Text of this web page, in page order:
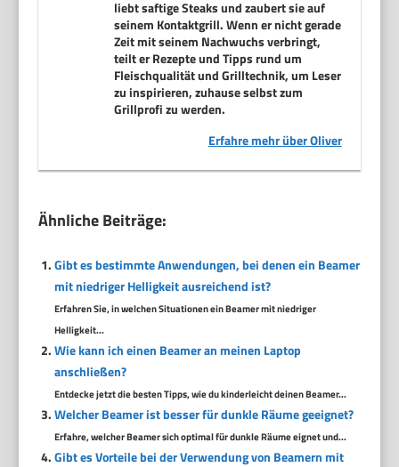
liebt saftige Steaks und zaubert sie auf
seinem Kontaktgrill. Wenn er nicht gerade
Zeit mit seinem Nachwuchs verbringt,
teilt er Rezepte und Tipps rund um
Fleischqualität und Grilltechnik, um Leser
zu inspirieren, zuhause selbst zum
Grillprofi zu werden.
Erfahre mehr über Oliver
Ähnliche Beiträge:
Gibt es bestimmte Anwendungen, bei denen ein Beamer
mit niedriger Helligkeit ausreichend ist?
Erfahren Sie, in welchen Situationen ein Beamer mit niedriger
Helligkeit...
Wie kann ich einen Beamer an meinen Laptop
anschließen?
Entdecke jetzt die besten Tipps, wie du kinderleicht deinen Beamer...
Welcher Beamer ist besser für dunkle Räume geeignet?
Erfahre, welcher Beamer sich optimal für dunkle Räume eignet und...
Gibt es Vorteile bei der Verwendung von Beamern mit